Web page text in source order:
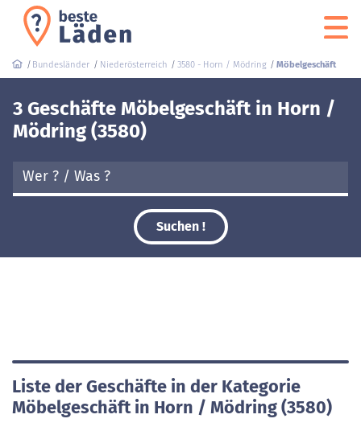
Bundesländer Niederösterreich 3580 - Horn / Mödring Möbelgeschäft
3 Geschäfte Möbelgeschäft in Horn /
Mödring (3580)
Suchen !
Liste der Geschäfte in der Kategorie
Möbelgeschäft in Horn / Mödring (3580)